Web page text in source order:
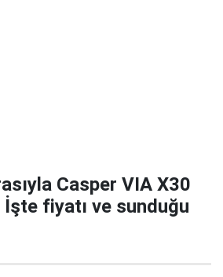
Casper VIA X30
İşte fiyatı ve sunduğu